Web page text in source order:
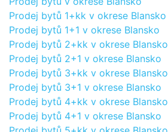
Prodej bytů 1+kk v okrese Blansko
Prodej bytů 1+1 v okrese Blansko
Prodej bytů 2+kk v okrese Blansko
Prodej bytů 2+1 v okrese Blansko
Prodej bytů 3+kk v okrese Blansko
Prodej bytů 3+1 v okrese Blansko
Prodej bytů 4+kk v okrese Blansko
Prodej bytů 4+1 v okrese Blansko